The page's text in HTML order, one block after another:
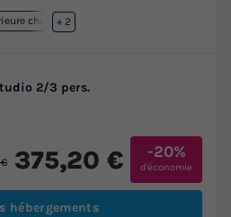
chauffée
+ 2
2/3 pers.
375,20 € -20%
d'économie
hébergements